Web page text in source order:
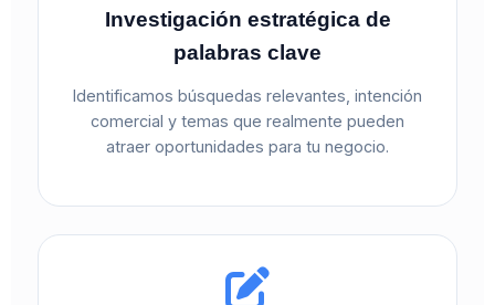
Investigación estratégica de
palabras clave
Identificamos búsquedas relevantes, intención
comercial y temas que realmente pueden
atraer oportunidades para tu negocio.